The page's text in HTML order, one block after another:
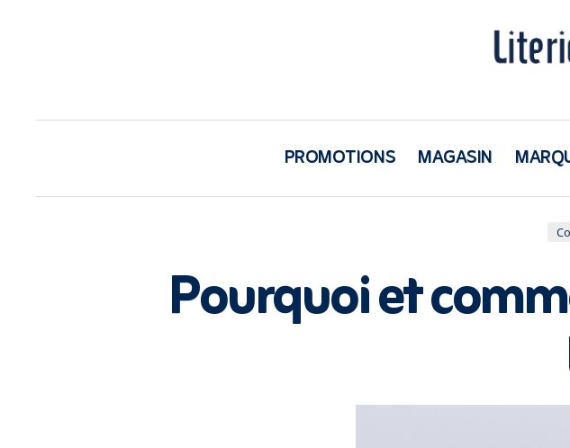
PROMOTIONS MAGASIN
Pourquoi et